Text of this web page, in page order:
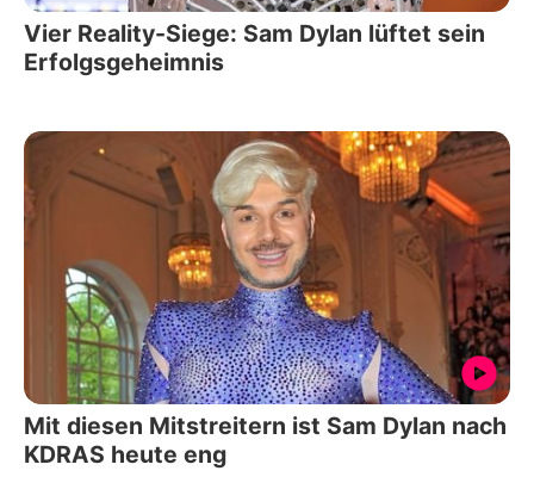
Vier Reality-Siege: Sam Dylan lüftet sein
Erfolgsgeheimnis
Mit diesen Mitstreitern ist Sam Dylan nach
KDRAS heute eng